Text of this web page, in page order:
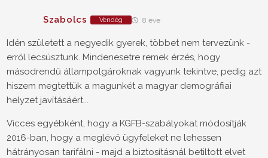
Szabolcs Vendég 8 éve
Idén született a negyedik gyerek, többet nem tervezünk -
erről lecsúsztunk. Mindenesetre remek érzés, hogy
másodrendű állampolgároknak vagyunk tekintve, pedig azt
hiszem megtettük a magunkét a magyar demográfiai
helyzet javításáért...
Vicces egyébként, hogy a KGFB-szabályokat módosítják
2016-ban, hogy a meglévő ügyfeleket ne lehessen
hátrányosan tarifálni - majd a biztosításnál betiltott elvet